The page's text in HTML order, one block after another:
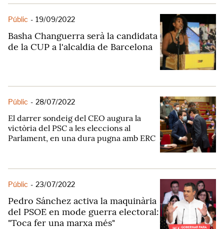
Públic - 19/09/2022
Basha Changuerra serà la candidata
de la CUP a l'alcaldia de Barcelona
Públic - 28/07/2022
El darrer sondeig del CEO augura la
victòria del PSC a les eleccions al
Parlament, en una dura pugna amb ERC
Públic - 23/07/2022
Pedro Sánchez activa la maquinària
del PSOE en mode guerra electoral:
"Toca fer una marxa més"